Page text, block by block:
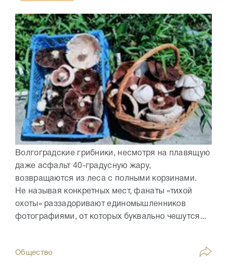
Волгоградские грибники, несмотря на плавящую
даже асфальт 40-градусную жару,
возвращаются из леса с полными корзинами.
Не называя конкретных мест, фанаты «тихой
охоты» раззадоривают единомышленников
фотографиями, от которых буквально чешутся...
Общество